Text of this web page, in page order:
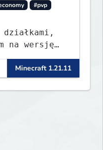
#pvp
na wersję
ON
Minecraft 1.21.11